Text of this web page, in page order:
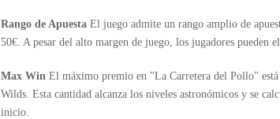
Rango de Apuesta El juego admite un rango amplio de
50€. A pesar del alto margen de juego, los jugadores pueden
Max Win El máximo premio en "La Carretera del Pollo"
Wilds. Esta cantidad alcanza los niveles astronómicos y se
inicio.